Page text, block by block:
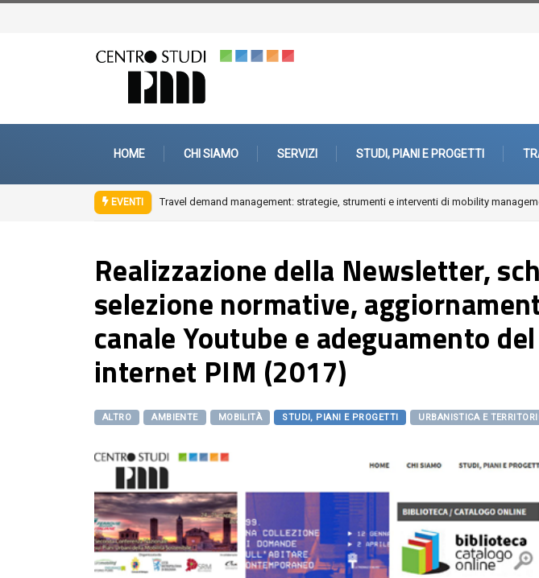
HOME CHI SIAMO SERVIZI STUDI, PIANI E PROGETTI
EVENTITravel demand management: strategie, strumenti e interventi di mobility management
Realizzazione della Newsletter,
selezione normative,
canale Youtube e adeguamento
internet PIM (2017)
ALTRO AMBIENTE MOBILITÀ STUDI, PIANI E PROGETTI URBANISTICA E